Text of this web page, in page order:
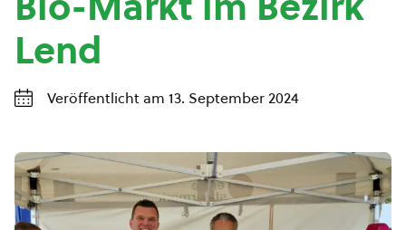
Lend
Veröffentlicht am 13. September 2024